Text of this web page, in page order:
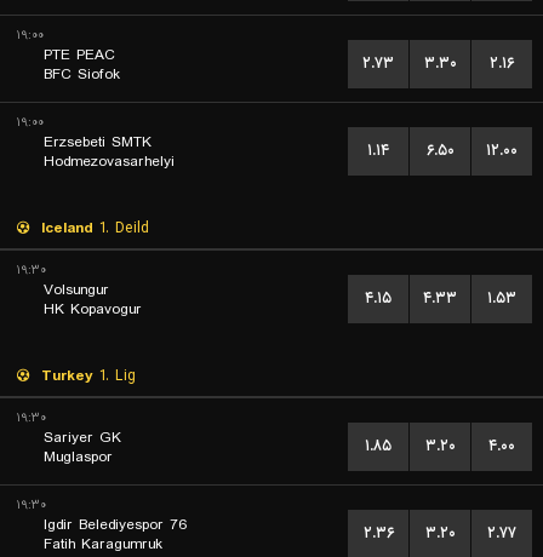
۱۹:۰۰
PTE PEAC
BFC Siofok
۲.۷۳ ۳.۳۰ ۲.۱۶
۱۹:۰۰
Erzsebeti SMTK
Hodmezovasarhelyi
۱.۱۴ ۶.۵۰ ۱۲.۰۰
Iceland 1. Deild
۱۹:۳۰
Volsungur
HK Kopavogur
۴.۱۵ ۴.۳۳ ۱.۵۳
Turkey 1. Lig
۱۹:۳۰
Sariyer GK
Muglaspor
۱.۸۵ ۳.۲۰ ۴.۰۰
۱۹:۳۰
76 Igdir Belediyespor
Fatih Karagumruk
۲.۳۶ ۳.۲۰ ۲.۷۷